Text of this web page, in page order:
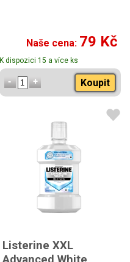
Naše cena: 79 Kč
K dispozici 15 a více ks
Koupit
Listerine XXL